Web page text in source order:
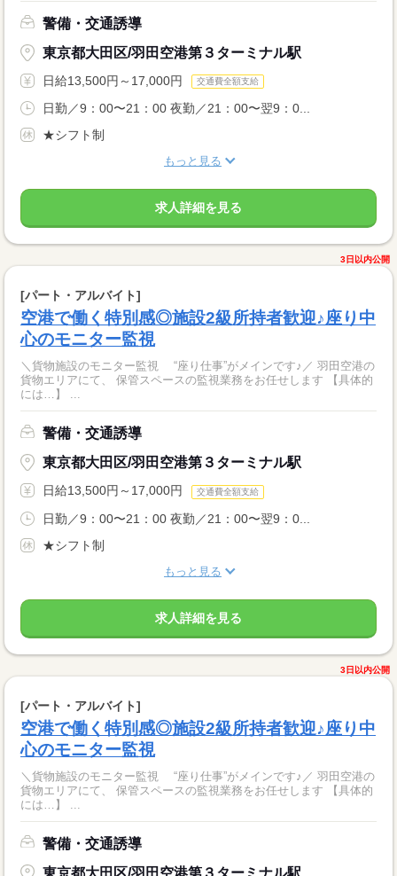
警備・交通誘導
東京都大田区/羽田空港第３ターミナル駅
日給13,500円～17,000円 交通費全額支給
日勤／9：00〜21：00 夜勤／21：00〜翌9：0...
★シフト制
もっと見る
求人詳細を見る
3日以内公開
[パート・アルバイト]
空港で働く特別感◎施設2級所持者歓迎♪座り中
心のモニター監視
＼貨物施設のモニター監視 “座り仕事”がメインです♪／ 羽田空港の
貨物エリアにて、 保管スペースの監視業務をお任せします 【具体的
には…】 ...
警備・交通誘導
東京都大田区/羽田空港第３ターミナル駅
日給13,500円～17,000円 交通費全額支給
日勤／9：00〜21：00 夜勤／21：00〜翌9：0...
★シフト制
もっと見る
求人詳細を見る
3日以内公開
[パート・アルバイト]
空港で働く特別感◎施設2級所持者歓迎♪座り中
心のモニター監視
＼貨物施設のモニター監視 “座り仕事”がメインです♪／ 羽田空港の
貨物エリアにて、 保管スペースの監視業務をお任せします 【具体的
には…】 ...
警備・交通誘導
東京都大田区/羽田空港第３ターミナル駅